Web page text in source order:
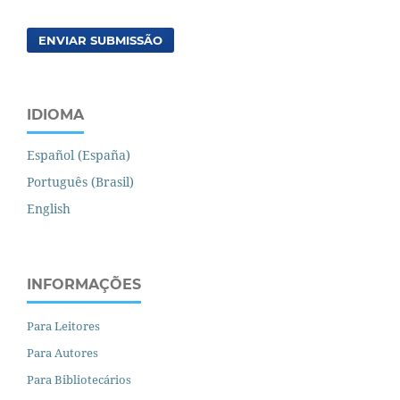
ENVIAR SUBMISSÃO
IDIOMA
Español (España)
Português (Brasil)
English
INFORMAÇÕES
Para Leitores
Para Autores
Para Bibliotecários